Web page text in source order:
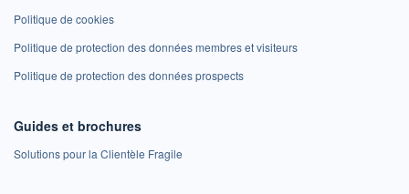
Politique de cookies
Politique de protection des données membres et visiteurs
Politique de protection des données prospects
Guides et brochures
Solutions pour la Clientèle Fragile